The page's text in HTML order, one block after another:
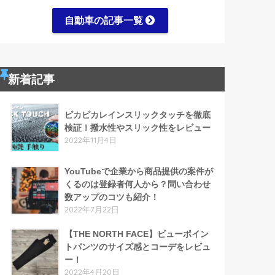
自動車の記事一覧
新着記事
ピカピカレインスリックタッチを徹底
検証！撥水性やスリック性をレビュー
2022年11月4日
YouTubeで企業から商品提供の案件が
くるのは登録者何人から？問い合わせ
数アップのコツも紹介！
2022年7月22日
【THE NORTH FACE】ビューポイン
トパンツのサイズ感とコーデをレビュ
ー！
2022年4月20日